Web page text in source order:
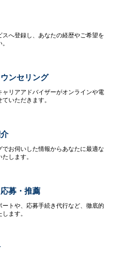
スへ登録し、あなたの経歴やご希望を
ンセリング
ャリアアドバイザーがオンラインや電
いただきます。
でお伺いした情報からあなたに最適な
します。
募・推薦
ートや、応募手続き代行など、徹底的
ます。